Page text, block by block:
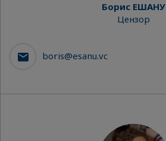
Борис ЕШАНУ
Цензор
boris@esanu.vc